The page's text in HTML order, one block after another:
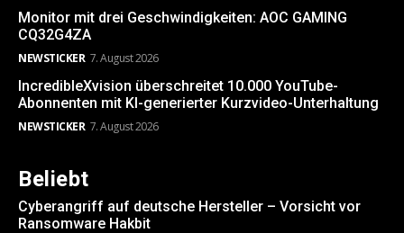
Monitor mit drei Geschwindigkeiten: AOC GAMING
CQ32G4ZA
NEWSTICKER 7. August 2026
IncredibleXvision überschreitet 10.000 YouTube-
Abonnenten mit KI-generierter Kurzvideo-Unterhaltung
NEWSTICKER 7. August 2026
Beliebt
Cyberangriff auf deutsche Hersteller – Vorsicht vor
Ransomware Hakbit